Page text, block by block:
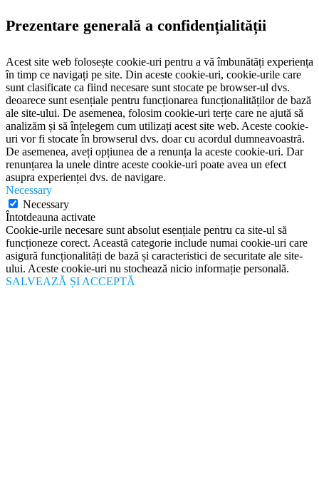
Prezentare generală a confidențialității
Acest site web folosește cookie-uri pentru a vă îmbunătăți experiența
în timp ce navigați pe site. Din aceste cookie-uri, cookie-urile care
sunt clasificate ca fiind necesare sunt stocate pe browser-ul dvs.
deoarece sunt esențiale pentru funcționarea funcționalităților de bază
ale site-ului. De asemenea, folosim cookie-uri terțe care ne ajută să
analizăm și să înțelegem cum utilizați acest site web. Aceste cookie-
uri vor fi stocate în browserul dvs. doar cu acordul dumneavoastră.
De asemenea, aveți opțiunea de a renunța la aceste cookie-uri. Dar
renunțarea la unele dintre aceste cookie-uri poate avea un efect
asupra experienței dvs. de navigare.
Necessary
Necessary
Întotdeauna activate
Cookie-urile necesare sunt absolut esențiale pentru ca site-ul să
funcționeze corect. Această categorie include numai cookie-uri care
asigură funcționalități de bază și caracteristici de securitate ale site-
ului. Aceste cookie-uri nu stochează nicio informație personală.
SALVEAZĂ ȘI ACCEPTĂ